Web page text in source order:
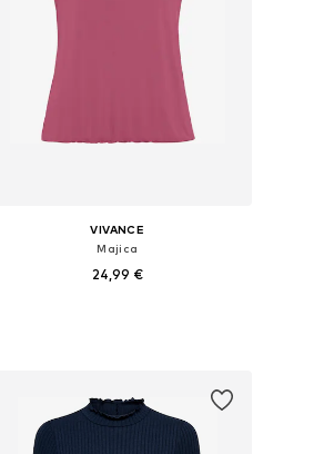
VIVANCE
Majica
24,99 €